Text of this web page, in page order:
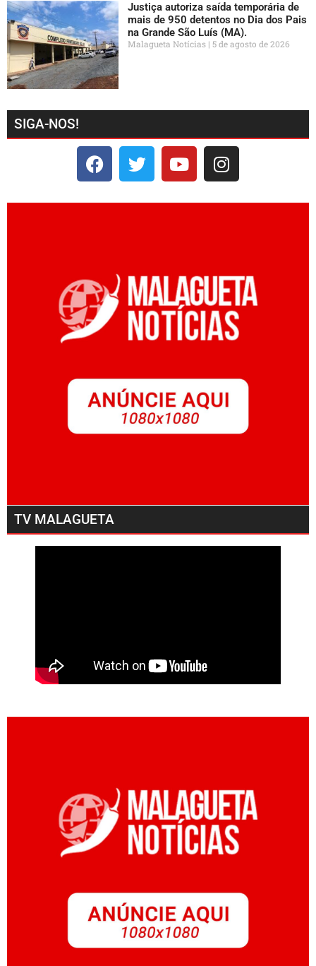
Justiça autoriza saída temporária de
mais de 950 detentos no Dia dos Pais
na Grande São Luís (MA).
Malagueta Notícias 5 de agosto de 2026
SIGA-NOS!
TV MALAGUETA